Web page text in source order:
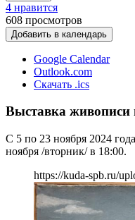
4 нравится
608 просмотров
Добавить в календарь
Google Calendar
Outlook.com
Скачать .ics
Выставка
С 5 по 23 ноября 2024
ноября /вторник/ в 18:00.
https://kuda-spb.ru/